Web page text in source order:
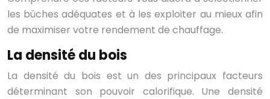
les bûches adéquates et à les exploiter au mieux afin
de maximiser votre rendement de chauffage.
La densité du bois
La densité du bois est un des principaux facteurs
déterminant son pouvoir calorifique. Une densité